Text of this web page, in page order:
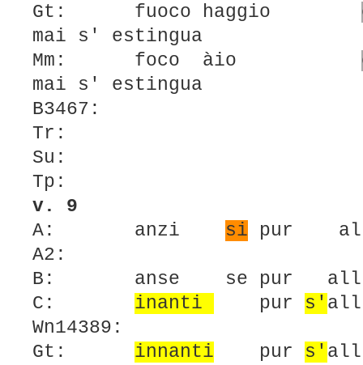
Gt: fuoco haggio
mai s' estingua
Mm: foco àio
mai s' estingua
B3467:
Tr:
Su:
Tp:
v. 9
A: anzi si pur
A2:
B: anse se pur
C: inanti pur s'
Wn14389:
Gt: innanti pur s'